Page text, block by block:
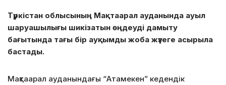
Түркістан облысының Мақтаарал ауданында ауыл
шаруашылығы шикізатын өңдеуді дамыту
бағытында тағы бір ауқымды жоба жүзеге асырыла
бастады.
Мақтаарал ауданындағы “Атамекен” кедендік